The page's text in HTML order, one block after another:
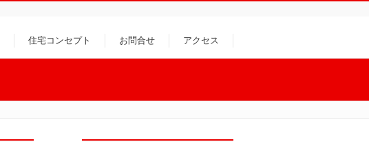
住宅コンセプト お問合せ アクセス